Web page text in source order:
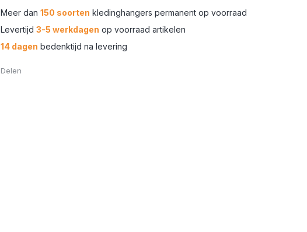
Meer dan 150 soorten kledinghangers permanent op voorraad
Levertijd 3-5 werkdagen op voorraad artikelen
14 dagen bedenktijd na levering
Delen